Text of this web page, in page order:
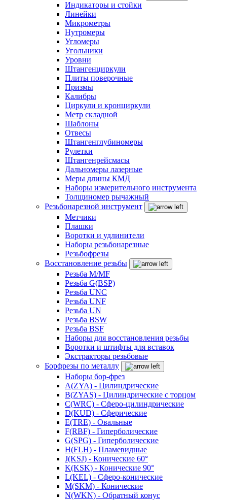
Индикаторы и стойки
Линейки
Микрометры
Нутромеры
Угломеры
Угольники
Уровни
Штангенциркули
Плиты поверочные
Призмы
Калибры
Циркули и кронциркули
Метр складной
Шаблоны
Отвесы
Штангенглубиномеры
Рулетки
Штангенрейсмасы
Дальномеры лазерные
Меры длины КМД
Наборы измерительного инструмента
Толщиномер рычажный
Резьбонарезной инструмент
Метчики
Плашки
Воротки и удлинители
Наборы резьбонарезные
Резьбофрезы
Восстановление резьбы
Резьба M/MF
Резьба G(BSP)
Резьба UNC
Резьба UNF
Резьба UN
Резьба BSW
Резьба BSF
Наборы для восстановления резьбы
Воротки и штифты для вставок
Экстракторы резьбовые
Борфрезы по металлу
Наборы бор-фрез
A(ZYA) - Цилиндрические
B(ZYAS) - Цилиндрические с торцом
C(WRC) - Сферо-цилиндрические
D(KUD) - Сферические
E(TRE) - Овальные
F(RBF) - Гиперболические
G(SPG) - Гиперболические
H(FLH) - Пламевидные
J(KSJ) - Конические 60°
K(KSK) - Конические 90°
L(KEL) - Сферо-конические
M(SKM) - Конические
N(WKN) - Обратный конус